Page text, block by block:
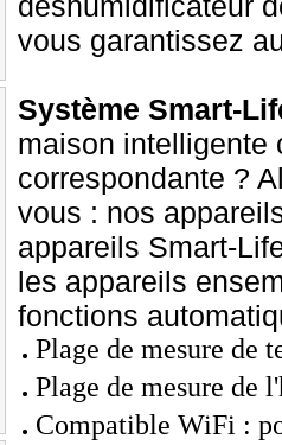
vous garantissez
Système Smart-
maison intelligente
correspondante ?
vous : nos
appareils Smart-
les appareils
fonctions
Plage de mesure de
Plage de mesure de
Compatible WiFi :